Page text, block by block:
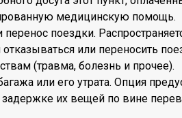
медицинскую помощь.
поездки.
отказываться или переносить
(травма, болезнь и прочее).
или его утрата. Опция
задержке их вещей по вине